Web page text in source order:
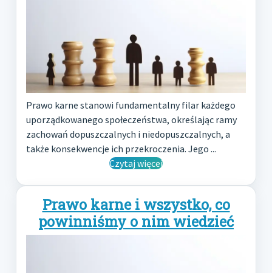
Prawo karne stanowi fundamentalny filar każdego
uporządkowanego społeczeństwa, określając ramy
zachowań dopuszczalnych i niedopuszczalnych, a
także konsekwencje ich przekroczenia. Jego ...
Czytaj więcej
Prawo karne i wszystko, co
powinniśmy o nim wiedzieć